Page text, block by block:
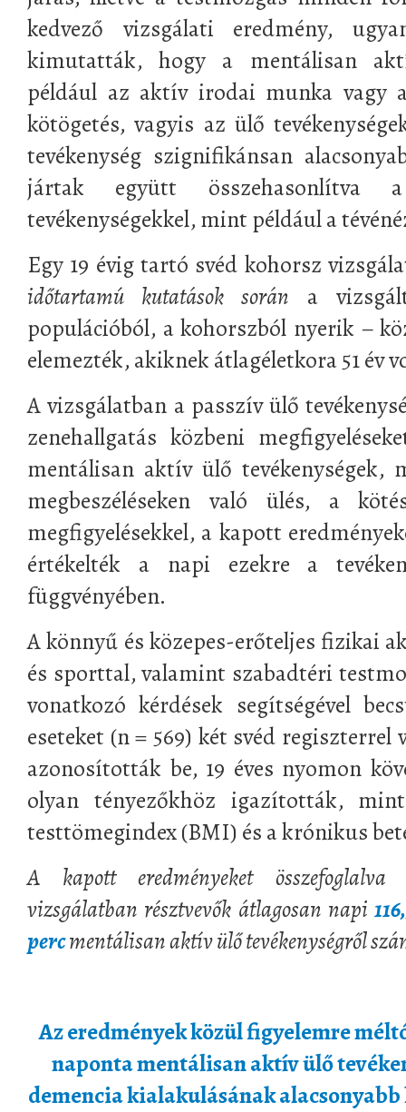
kedvező vizsgálati eredmény,
kimutatták, hogy a mentálisan
például az aktív irodai munka vagy
kötögetés, vagyis az ülő
tevékenység szignifikánsan
jártak együtt összehasonlítva
tevékenységekkel, mint például a
Egy 19 évig tartó svéd kohorsz
időtartamú kutatások során a
populációból, a kohorszból nyerik –
elemezték, akiknek átlagéletkora 51 év
A vizsgálatban a passzív ülő
zenehallgatás közbeni
mentálisan aktív ülő
megbeszéléseken való ülés, a
megfigyelésekkel, a kapott
értékelték a napi ezekre a
függvényében.
A könnyű és közepes-erőteljes fizikai
és sporttal, valamint szabadtéri
vonatkozó kérdések segítségével
eseteket (n = 569) két svéd regiszterrel
azonosították be, 19 éves nyomon
olyan tényezőkhöz igazították,
testtömegindex (BMI) és a krónikus
A kapott eredményeket
vizsgálatban résztvevők átlagosan napi
percmentálisan aktív ülő tevékenységről
Az eredmények közül figyelemre
naponta mentálisan aktív ülő
demencia kialakulásának